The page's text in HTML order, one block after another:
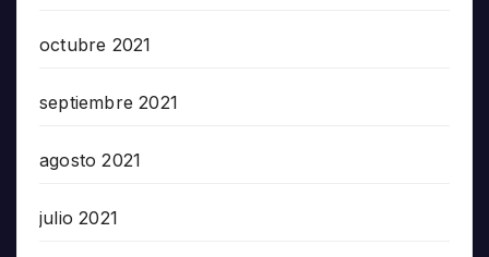
octubre 2021
septiembre 2021
agosto 2021
julio 2021